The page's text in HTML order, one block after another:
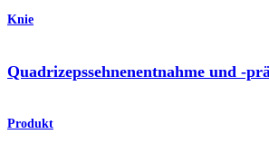
Knie
Quadrizepssehnenentnahme und -
Produkt